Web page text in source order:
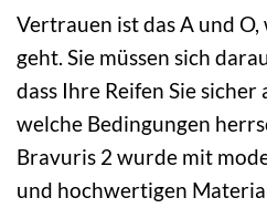
Vertrauen ist das A und O,
geht. Sie müssen sich
dass Ihre Reifen Sie sicher
welche Bedingungen
Bravuris 2 wurde mit
und hochwertigen